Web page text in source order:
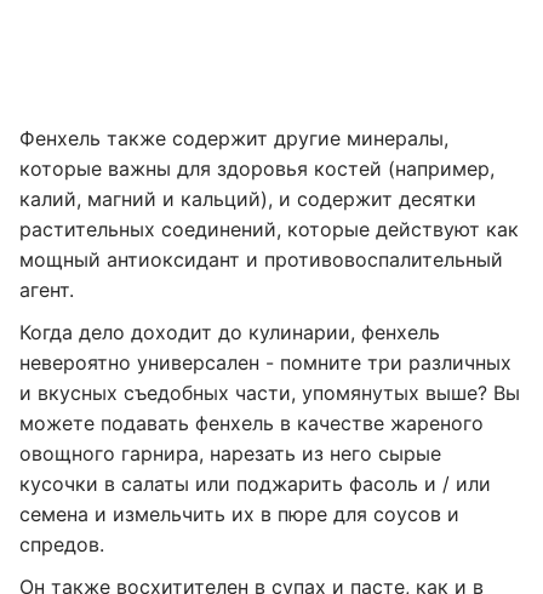
Фенхель также содержит другие минералы,
которые важны для здоровья костей (например,
калий, магний и кальций), и содержит десятки
растительных соединений, которые действуют как
мощный антиоксидант и противовоспалительный
агент.
Когда дело доходит до кулинарии, фенхель
невероятно универсален - помните три различных
и вкусных съедобных части, упомянутых выше? Вы
можете подавать фенхель в качестве жареного
овощного гарнира, нарезать из него сырые
кусочки в салаты или поджарить фасоль и / или
семена и измельчить их в пюре для соусов и
спредов.
Он также восхитителен в супах и пасте, как и в